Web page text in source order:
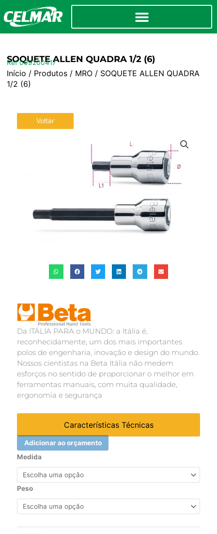
SOQUETE ALLEN QUADRA 1/2 (6)
Ref 009200417
Início / Produtos/ MRO/ SOQUETE ALLEN QUADRA
1/2 (6)
Voltar
Da ITÁLIA PARA o MUNDO: a Itália é,
reconhecidamente, um dos mais importantes
polos de engenharia, inovação e design do mundo.
Nossos cientistas na Beta Itália não medem
esforços no sentido de proporcionar o melhor em
ferramentas manuais, com muita qualidade,
ergonomia e segurança
Características Técnicas
Adicionar ao orçamento
Medida
Peso
SOQUETE
ALLEN
QUADRA
1/2
(6)
quantidade